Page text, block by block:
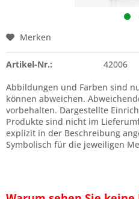
Merken
Artikel-Nr.:
42006
Abbildungen und Farben sind
können abweichen.
vorbehalten. Dargestellte
Produkte sind nicht im
explizit in der Beschreibung
Symbolisch für die jeweiligen